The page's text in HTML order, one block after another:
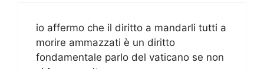
io affermo che il diritto a mandarli tutti a
morire ammazzati è un diritto
fondamentale parlo del vaticano se non